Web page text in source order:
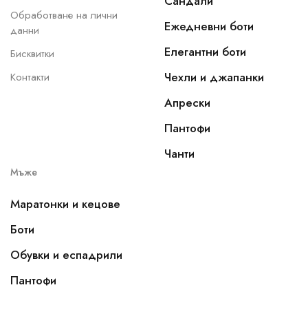
Обработване на лични
данни
Бисквитки
Контакти
Ежедневни боти
Елегантни боти
Чехли и джапанки
Апрески
Пантофи
Чанти
Мъже
Маратонки и кецове
Боти
Обувки и еспадрили
Пантофи